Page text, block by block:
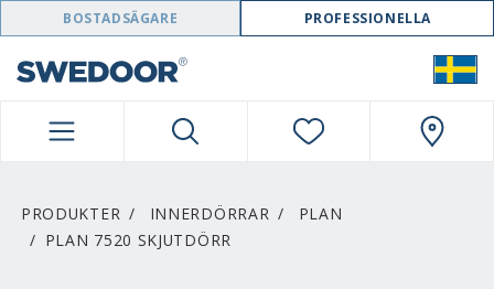
SWEDOOR NAVIGATION
BOSTADSÄGARE PROFESSIONELLA
PRODUKTER INNERDÖRRAR
PLAN
PLAN 7520 SKJUTDÖRR